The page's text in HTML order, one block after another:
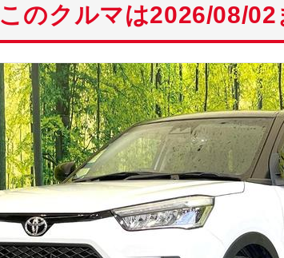
このクルマは2026/08/